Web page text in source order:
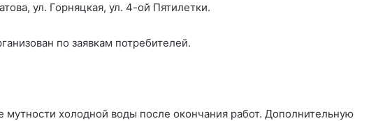
ул. Горняцкая, ул. 4-ой Пятилетки.
по заявкам потребителей.
холодной воды после окончания работ. Дополнительную